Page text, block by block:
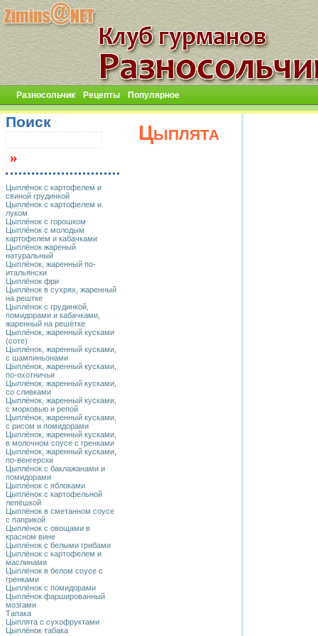
Разносольчик Рецепты Популярное
Цыплята
Поиск
Цыплёнок с картофелем и
свиной грудинкой
Цыплёнок с картофелем и
луком
Цыплёнок с горошком
Цыплёнок с молодым
картофелем и кабачками
Цыплёнок жареный
натуральный
Цыплёнок, жаренный по-
итальянски
Цыплёнок фри
Цыплёнок в сухрях, жаренный
на рештке
Цыплёнок с грудинкой,
помидорами и кабачками,
жаренный на решётке
Цыплёнок, жаренный кусками
(соте)
Цыплёнок, жаренный кусками,
с шампиньонами
Цыплёнок, жаренный кусками,
по-охотничьи
Цыплёнок, жаренный кусками,
со сливками
Цыплёнок, жаренный кусками,
с морковью и репой
Цыплёнок, жаренный кусками,
с рисом и помидорами
Цыплёнок, жаренный кусками,
в молочном соусе с гренками
Цыплёнок, жаренный кусками,
по-венгерски
Цыплёнок с баклажанами и
помидорами
Цыплёнок с яблоками
Цыплёнок с картофельной
лепёшкой
Цыплёнок в сметанном соусе
с паприкой
Цыплёнок с овощами в
красном вине
Цыплёнок с белыми грибами
Цыплёнок с картофелем и
маслинами
Цыплёнок в белом соусе с
гренками
Цыплёнок с помидорами
Цыплёнок фаршированный
мозгами
Тапака
Цыплята с сухофруктами
Цыплёнок табака